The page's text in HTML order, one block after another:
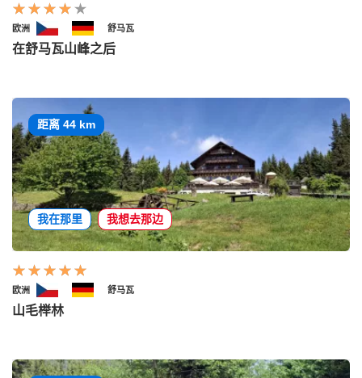
欧洲 舒马瓦
在舒马瓦山峰之后
距离 44 km
我在那里 我想去那边
欧洲 舒马瓦
山毛榉林